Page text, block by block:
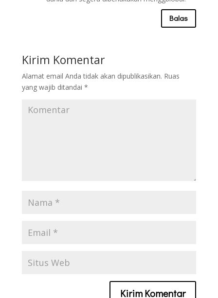
Balas
Kirim Komentar
Alamat email Anda tidak akan dipublikasikan. Ruas
yang wajib ditandai *